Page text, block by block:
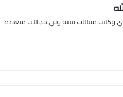
وكاتب مقالات تقنية وفي مجالات متعددة